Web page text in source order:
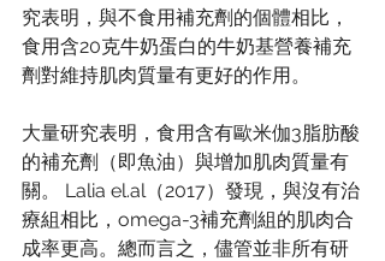
究表明，與不食用補充劑的個體相比，
食用含20克牛奶蛋白的牛奶基營養補充
劑對維持肌肉質量有更好的作用。
大量研究表明，食用含有歐米伽3脂肪酸
的補充劑（即魚油）與增加肌肉質量有
關。 Lalia el.al（2017）發現，與沒有治
療組相比，omega-3補充劑組的肌肉合
成率更高。總而言之，儘管並非所有研